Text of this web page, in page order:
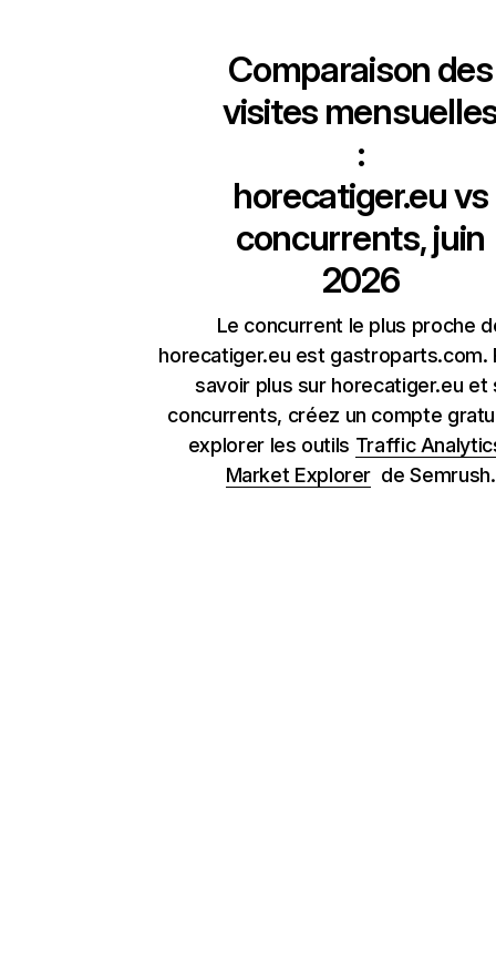
Comparaison des
visites
:
horecatiger.euvs
concurrents, juin
2026
Le concurrent le plus proche
horecatiger.eu est gastroparts.com.
savoir plus sur horecatiger.eu et
concurrents, créez un compte
explorer les outils Traffic
Market Explorer de Semrush.